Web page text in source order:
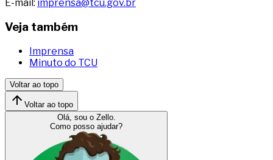
E-mail: imprensa@tcu.gov.br
Veja também
Imprensa
Minuto do TCU
Voltar ao topo
Voltar ao topo
Olá, sou o Zello.
Como posso ajudar?